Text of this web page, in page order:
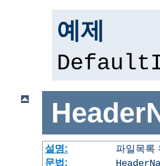
예제
설명:
파일목록
문법: